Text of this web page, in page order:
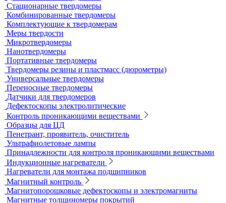
Твердометрия (контроль твердости)
Ультразвуковые твердомеры
Динамические твердомеры
Стационарные твердомеры
Комбинированные твердомеры
Комплектующие к твердомерам
Меры твердости
Микротвердомеры
Нанотвердомеры
Портативные твердомеры
Твердомеры резины и пластмасс (дюрометры)
Универсальные твердомеры
Переносные твердомеры
Датчики для твердомеров
Дефектоскопы электролитические
Контроль проникающими веществами
Образцы для ЦД
Пенетрант, проявитель, очиститель
Ультрафиолетовые лампы
Принадлежности для контроля проникающими веществами
Индукционные нагреватели
Нагреватели для монтажа подшипников